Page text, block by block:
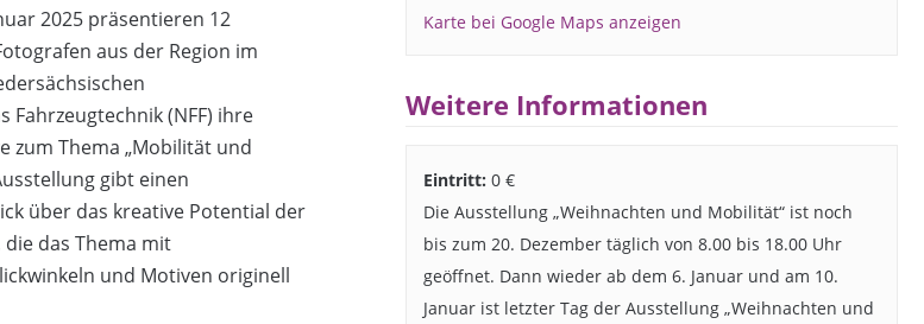
2025 präsentieren 12
aus der Region im
Fahrzeugtechnik (NFF) ihre
zum Thema „Mobilität und
gibt einen
über das kreative Potential der
das Thema mit
und Motiven originell
Karte bei Google Maps anzeigen
Weitere Informationen
Eintritt: 0 €
Die Ausstellung „Weihnachten und Mobilität“ ist noch
bis zum 20. Dezember täglich von 8.00 bis 18.00 Uhr
geöffnet. Dann wieder ab dem 6. Januar und am 10.
Januar ist letzter Tag der Ausstellung „Weihnachten und